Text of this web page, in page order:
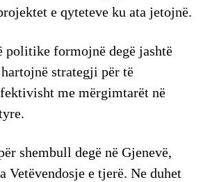
e qyteteve ku ata jetojnë.
politike formojnë degë jashtë
strategji për të
me mërgimtarët në
shembull degë në Gjenevë,
Vetëvendosje e tjerë. Ne duhet